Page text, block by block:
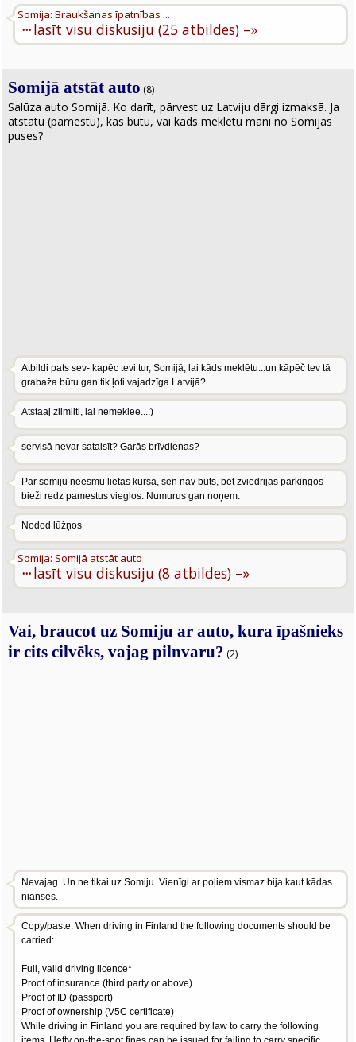
···
Somija: Braukšanas īpatnības ...
lasīt visu diskusiju (25 atbildes) –»
Somijā atstāt auto (8)
Salūza auto Somijā. Ko darīt, pārvest uz Latviju dārgi izmaksā. Ja
atstātu (pamestu), kas būtu, vai kāds meklētu mani no Somijas
puses?
Atbildi pats sev- kapēc tevi tur, Somijā, lai kāds meklētu...un kāpēč tev tā
grabaža būtu gan tik ļoti vajadzīga Latvijā?
Atstaaj ziimiiti, lai nemeklee...:)
servisā nevar sataisīt? Garās brīvdienas?
Par somiju neesmu lietas kursā, sen nav būts, bet zviedrijas parkingos
bieži redz pamestus vieglos. Numurus gan noņem.
Nodod lūžņos
···
Somija: Somijā atstāt auto
lasīt visu diskusiju (8 atbildes) –»
Vai, braucot uz Somiju ar auto, kura īpašnieks
ir cits cilvēks, vajag pilnvaru? (2)
Nevajag. Un ne tikai uz Somiju. Vienīgi ar poļiem vismaz bija kaut kādas
nianses.
Copy/paste: When driving in Finland the following documents should be
carried:
Full, valid driving licence*
Proof of insurance (third party or above)
Proof of ID (passport)
Proof of ownership (V5C certificate)
While driving in Finland you are required by law to carry the following